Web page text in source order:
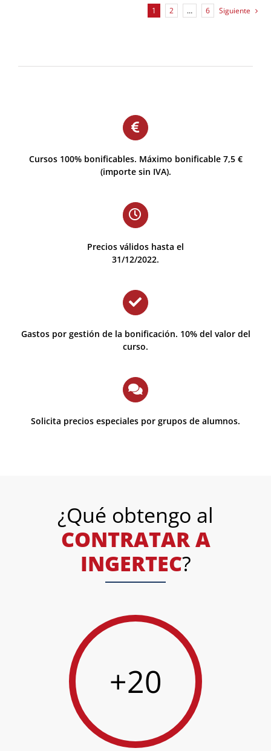
1 2 … 6 Siguiente
Cursos 100% bonificables. Máximo bonificable 7,5 €
(importe sin IVA).
Precios válidos hasta el
31/12/2022.
Gastos por gestión de la bonificación. 10% del valor del
curso.
Solicita precios especiales por grupos de alumnos.
¿Qué obtengo al
CONTRATAR A
INGERTEC?
+20